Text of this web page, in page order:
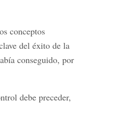
conceptos
del éxito de la
conseguido, por
debe preceder,